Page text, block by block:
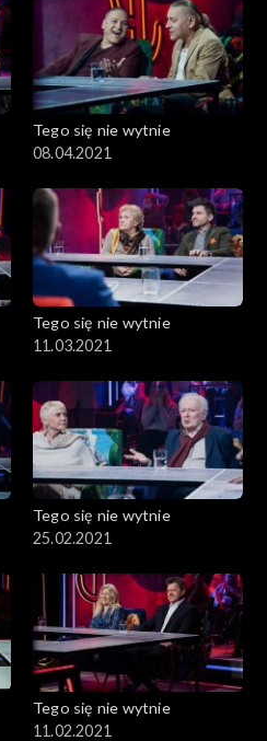
Tego się nie wytnie
08.04.2021
Tego się nie wytnie
11.03.2021
Tego się nie wytnie
25.02.2021
Tego się nie wytnie
11.02.2021